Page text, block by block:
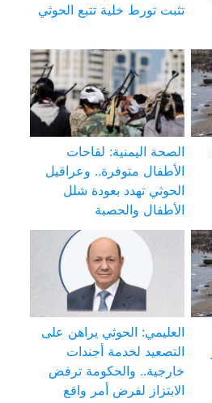
تثبت تورط خلية تتبع الحوثي
الصحة اليمنية: لقاحات
الأطفال متوفرة.. وعراقيل
الحوثي تهدد بعودة شلل
الأطفال والحصبة
العليمي: الحوثي يراهن على
التصعيد لخدمة أجندات
خارجية.. والحكومة ترفض
الابتزاز لفرض أمر واقع